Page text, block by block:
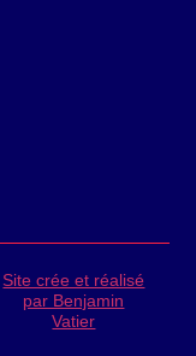
Site crée et réalisé
par Benjamin
Vatier